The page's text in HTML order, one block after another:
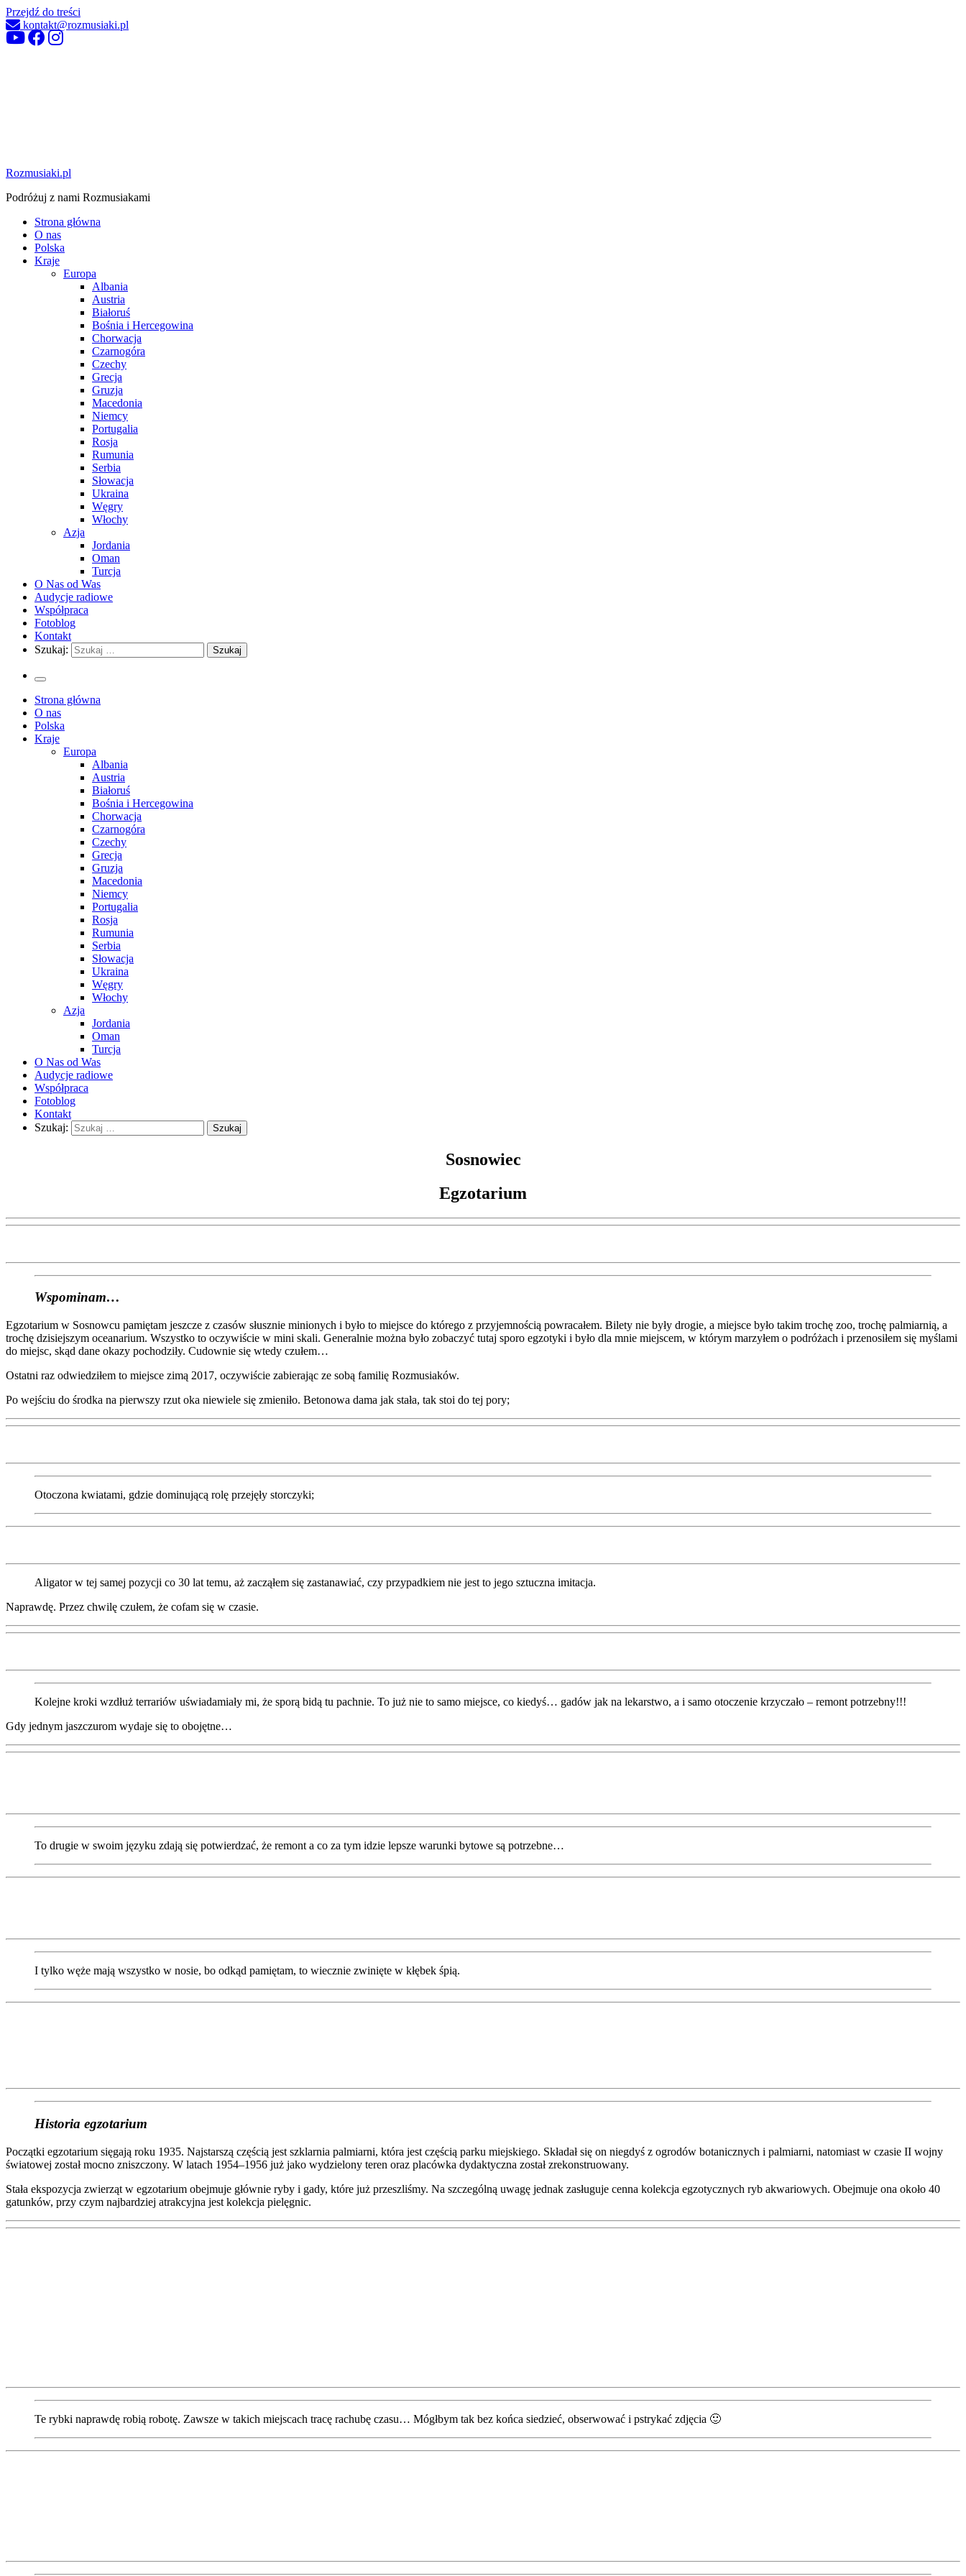
Przejdź do treści
kontakt@rozmusiaki.pl
Rozmusiaki.pl
Podróżuj z nami Rozmusiakami
Strona główna
O nas
Polska
Kraje
Europa
Albania
Austria
Białoruś
Bośnia i Hercegowina
Chorwacja
Czarnogóra
Czechy
Grecja
Gruzja
Macedonia
Niemcy
Portugalia
Rosja
Rumunia
Serbia
Słowacja
Ukraina
Węgry
Włochy
Azja
Jordania
Oman
Turcja
O Nas od Was
Audycje radiowe
Współpraca
Fotoblog
Kontakt
Szukaj:
Strona główna
O nas
Polska
Kraje
Europa
Albania
Austria
Białoruś
Bośnia i Hercegowina
Chorwacja
Czarnogóra
Czechy
Grecja
Gruzja
Macedonia
Niemcy
Portugalia
Rosja
Rumunia
Serbia
Słowacja
Ukraina
Węgry
Włochy
Azja
Jordania
Oman
Turcja
O Nas od Was
Audycje radiowe
Współpraca
Fotoblog
Kontakt
Szukaj:
Sosnowiec
Egzotarium
Wspominam…
Egzotarium w Sosnowcu pamiętam jeszcze z czasów słusznie minionych i było to miejsce do którego z przyjemnością powracałem. Bilety nie były drogie, a miejsce było takim trochę zoo, trochę palmiarnią, a
trochę dzisiejszym oceanarium. Wszystko to oczywiście w mini skali. Generalnie można było zobaczyć tutaj sporo egzotyki i było dla mnie miejscem, w którym marzyłem o podróżach i przenosiłem się myślami
do miejsc, skąd dane okazy pochodziły. Cudownie się wtedy czułem…
Ostatni raz odwiedziłem to miejsce zimą 2017, oczywiście zabierając ze sobą familię Rozmusiaków.
Po wejściu do środka na pierwszy rzut oka niewiele się zmieniło. Betonowa dama jak stała, tak stoi do tej pory;
Otoczona kwiatami, gdzie dominującą rolę przejęły storczyki;
Aligator w tej samej pozycji co 30 lat temu, aż zacząłem się zastanawiać, czy przypadkiem nie jest to jego sztuczna imitacja.
Naprawdę. Przez chwilę czułem, że cofam się w czasie.
Kolejne kroki wzdłuż terrariów uświadamiały mi, że sporą bidą tu pachnie. To już nie to samo miejsce, co kiedyś… gadów jak na lekarstwo, a i samo otoczenie krzyczało – remont potrzebny!!!
Gdy jednym jaszczurom wydaje się to obojętne…
To drugie w swoim języku zdają się potwierdzać, że remont a co za tym idzie lepsze warunki bytowe są potrzebne…
I tylko węże mają wszystko w nosie, bo odkąd pamiętam, to wiecznie zwinięte w kłębek śpią.
Historia egzotarium
Początki egzotarium sięgają roku 1935. Najstarszą częścią jest szklarnia palmiarni, która jest częścią parku miejskiego. Składał się on niegdyś z ogrodów botanicznych i palmiarni, natomiast w czasie II wojny
światowej został mocno zniszczony. W latach 1954–1956 już jako wydzielony teren oraz placówka dydaktyczna został zrekonstruowany.
Stała ekspozycja zwierząt w egzotarium obejmuje głównie ryby i gady, które już przeszliśmy. Na szczególną uwagę jednak zasługuje cenna kolekcja egzotycznych ryb akwariowych. Obejmuje ona około 40
gatunków, przy czym najbardziej atrakcyjna jest kolekcja pielęgnic.
Te rybki naprawdę robią robotę. Zawsze w takich miejscach tracę rachubę czasu… Mógłbym tak bez końca siedzieć, obserwować i pstrykać zdjęcia 🙂